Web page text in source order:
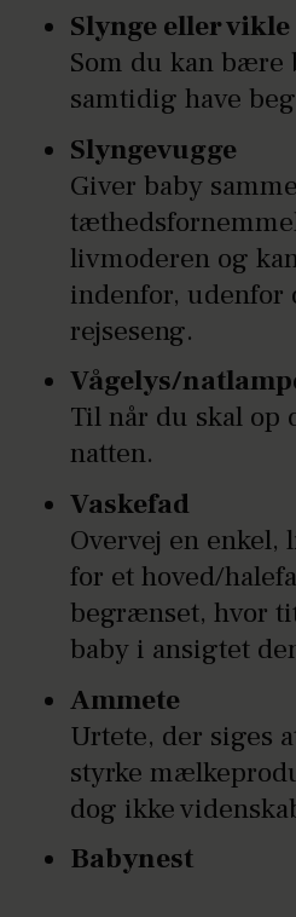
Slynge eller vikle
Som du kan bære
samtidig have
Slyngevugge
Giver baby samme
livmoderen og
indenfor, udenfor
rejseseng.
Vågelys/
Til når du skal op
natten.
Vaskefad
Overvej en enkel,
for et hoved/
begrænset, hvor
baby i ansigtet
Ammete
Urtete, der siges
styrke
dog ikke
Babynest